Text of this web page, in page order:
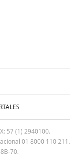
57 (1) 2940100.
01 8000 110 211.
70.